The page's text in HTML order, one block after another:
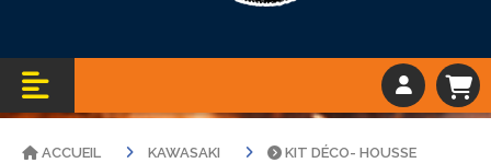
ACCUEIL KAWASAKI
KIT DÉCO- HOUSSE